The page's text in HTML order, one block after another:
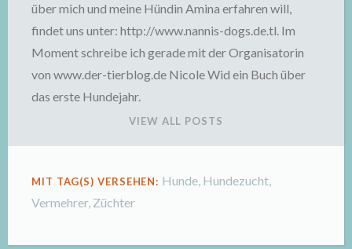
über mich und meine Hündin Amina erfahren will,
findet uns unter: http://www.nannis-dogs.de.tl. Im
Moment schreibe ich gerade mit der Organisatorin
von www.der-tierblog.de Nicole Wid ein Buch über
das erste Hundejahr.
VIEW ALL POSTS
MIT TAG(S) VERSEHEN: Hunde, Hundezucht,
Vermehrer, Züchter